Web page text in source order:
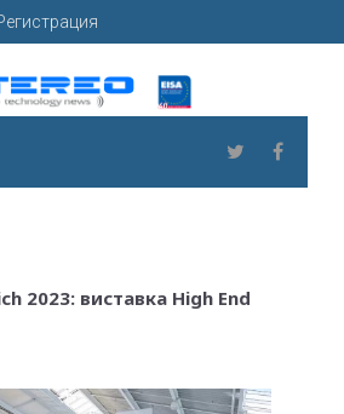
Twitter
2023: виставка High End